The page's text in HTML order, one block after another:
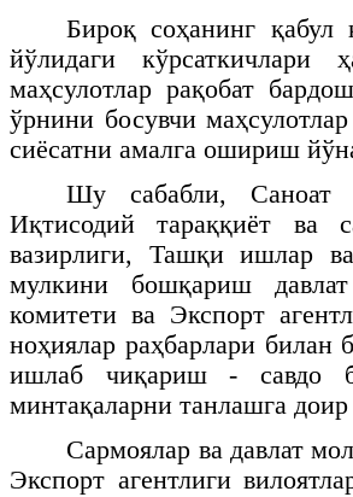
Бироқ соҳанинг қабул
йўлидаги кўрсаткичлари
маҳсулотлар рақобат
ўрнини босувчи
сиёсатни амалга ошириш
Шу сабабли, Саноат
Иқтисодий тараққиёт ва
вазирлиги, Ташқи ишлар
мулкини бошқариш
комитети ва Экспорт
ноҳиялар раҳбарлари билан
ишлаб чиқариш - савдо
минтақаларни танлашга
Сармоялар ва давлат
Экспорт агентлиги